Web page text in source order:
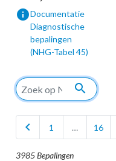
infoDocumentatie
Diagnostische
bepalingen
(NHG-Tabel 45)
search
chevron_left 1 … 16
3985 Bepalingen